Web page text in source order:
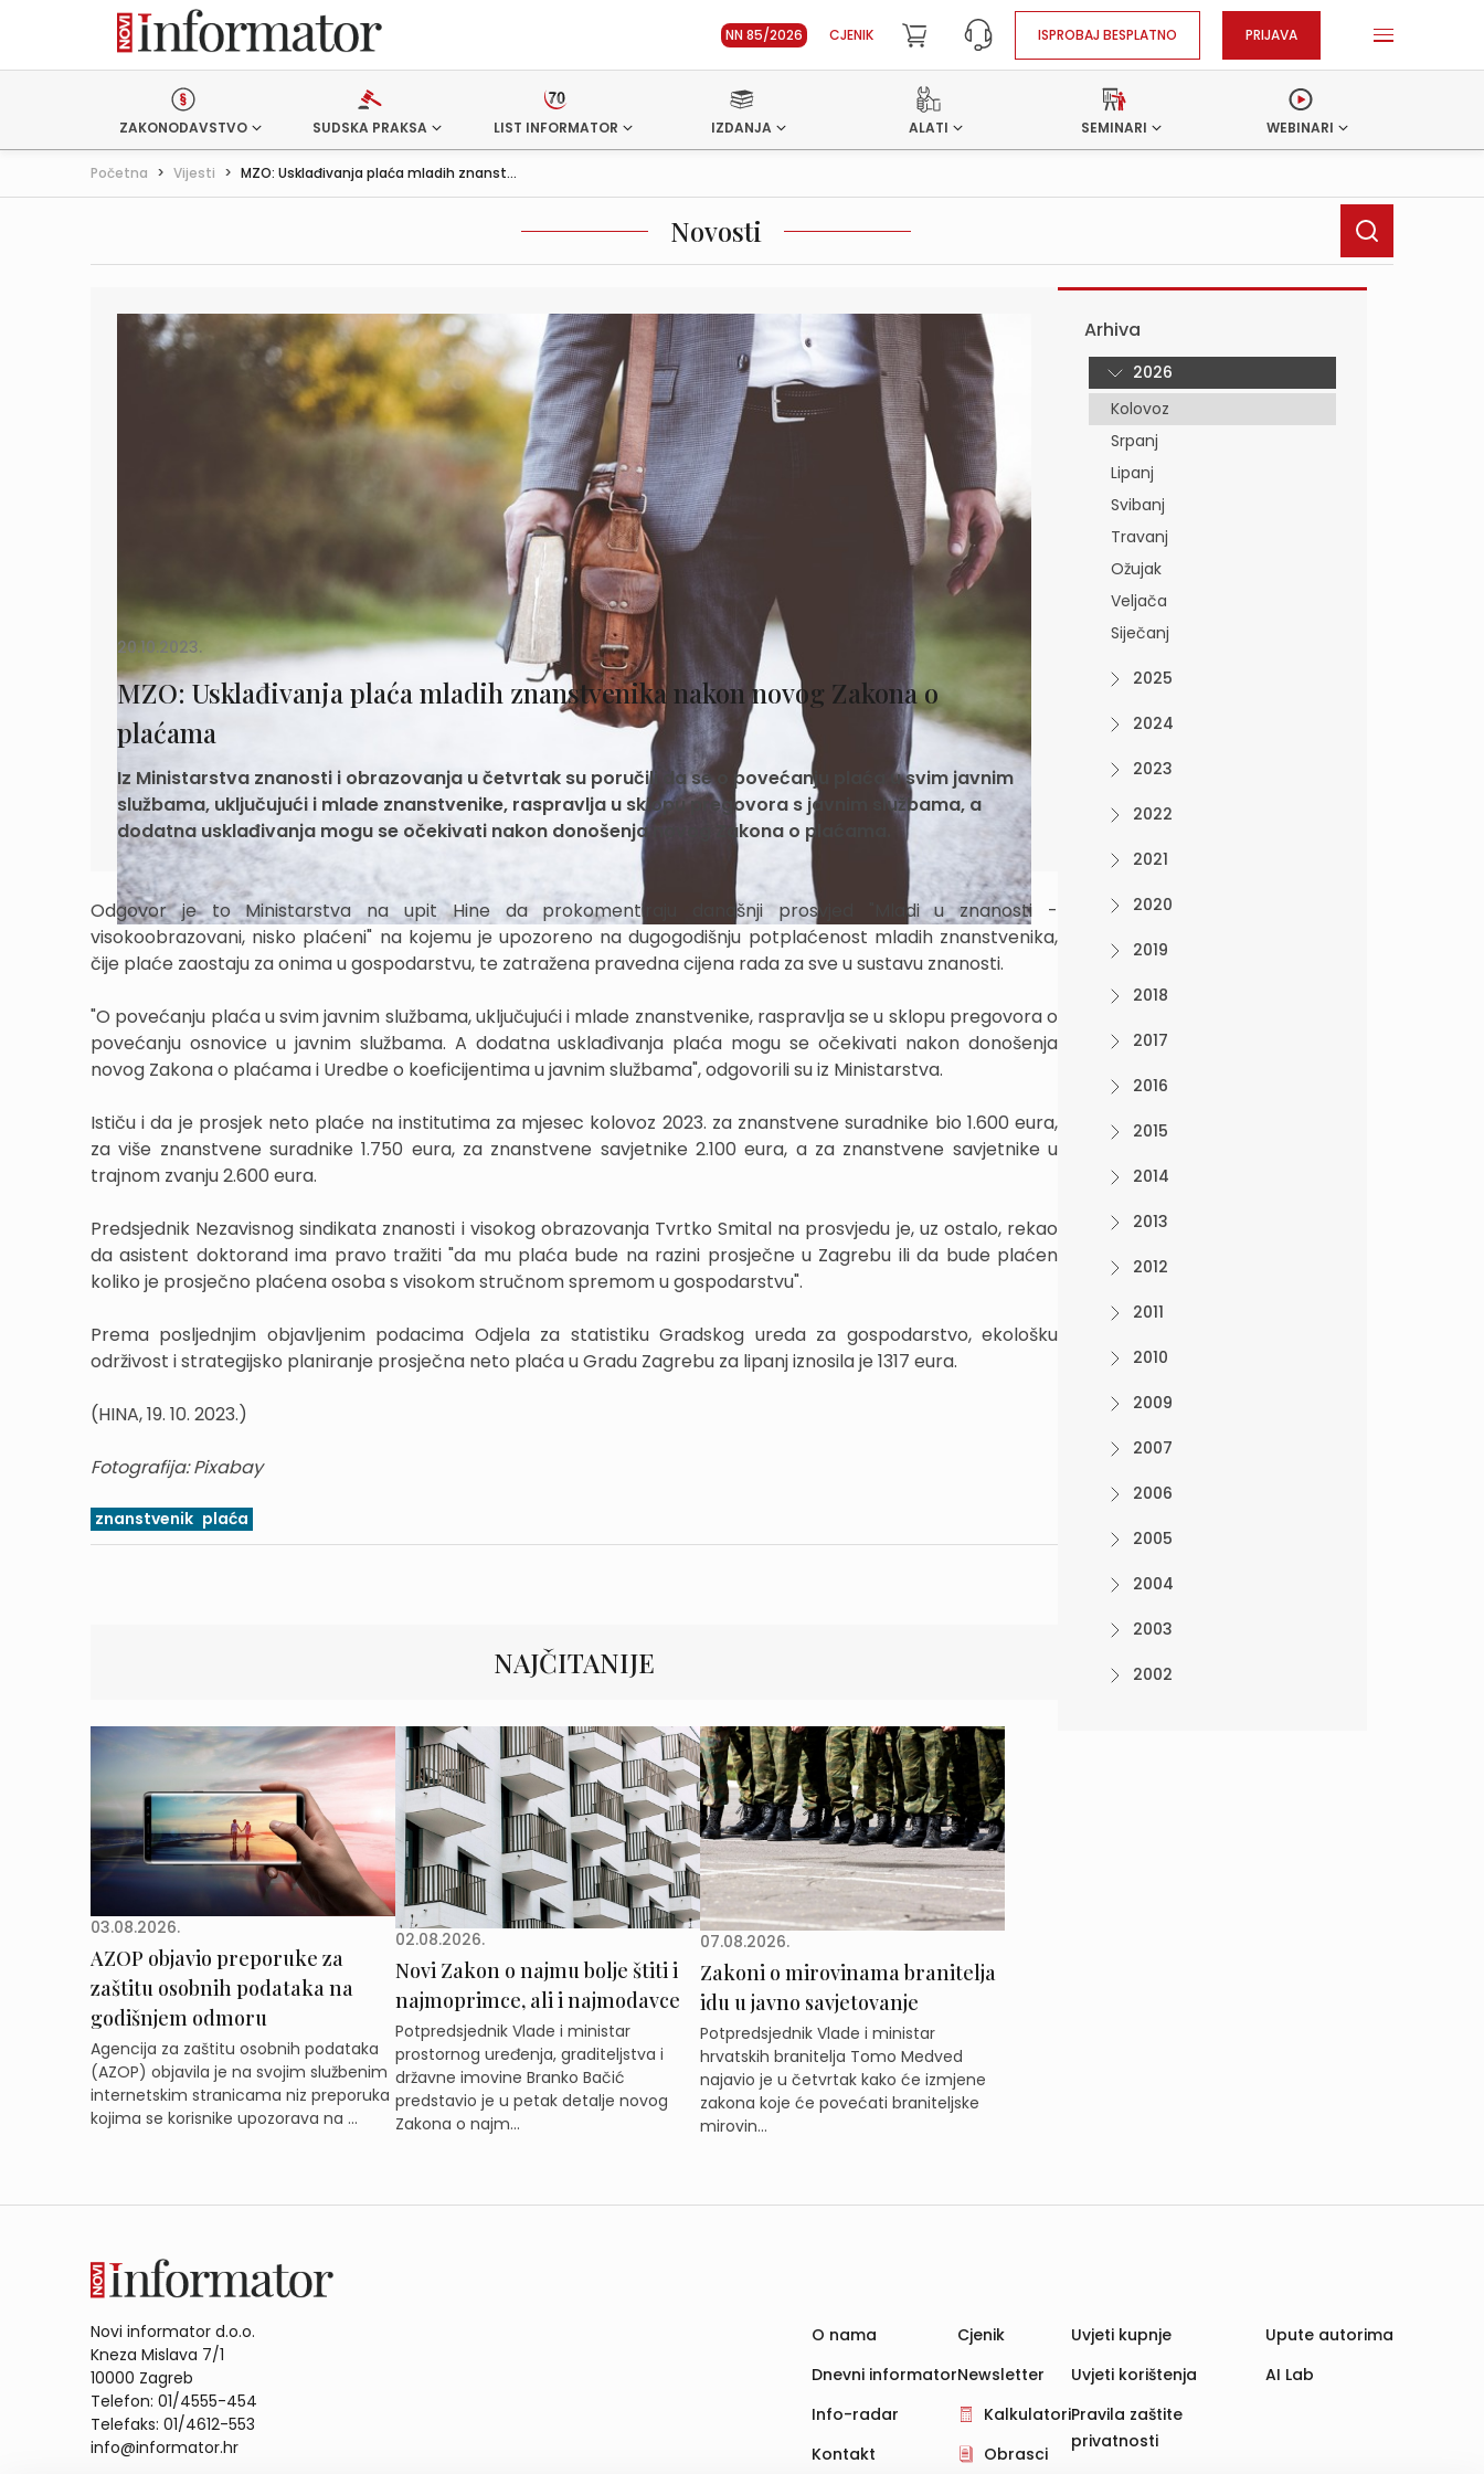
NN 85/2026 CJENIK ISPROBAJ BESPLATNO PRIJAVA
ZAKONODAVSTVO SUDSKA PRAKSA LIST INFORMATOR IZDANJA ALATI SEMINARI WEBINARI
Početna > Vijesti > MZO: Usklađivanja plaća mladih znanst...
Novosti
20.10.2023.
MZO: Usklađivanja plaća mladih znanstvenika nakon novog Zakona o
plaćama
Iz Ministarstva znanosti i obrazovanja u četvrtak su poručili da se o povećanju plaća u svim javnim
službama, uključujući i mlade znanstvenike, raspravlja u sklopu pregovora s javnim službama, a
dodatna usklađivanja mogu se očekivati nakon donošenja novog Zakona o plaćama.
Odgovor je to Ministarstva na upit Hine da prokomentiraju današnji prosvjed "Mladi u znanosti -
visokoobrazovani, nisko plaćeni" na kojemu je upozoreno na dugogodišnju potplaćenost mladih znanstvenika,
čije plaće zaostaju za onima u gospodarstvu, te zatražena pravedna cijena rada za sve u sustavu znanosti.
"O povećanju plaća u svim javnim službama, uključujući i mlade znanstvenike, raspravlja se u sklopu pregovora o
povećanju osnovice u javnim službama. A dodatna usklađivanja plaća mogu se očekivati nakon donošenja
novog Zakona o plaćama i Uredbe o koeficijentima u javnim službama", odgovorili su iz Ministarstva.
Ističu i da je prosjek neto plaće na institutima za mjesec kolovoz 2023. za znanstvene suradnike bio 1.600 eura,
za više znanstvene suradnike 1.750 eura, za znanstvene savjetnike 2.100 eura, a za znanstvene savjetnike u
trajnom zvanju 2.600 eura.
Predsjednik Nezavisnog sindikata znanosti i visokog obrazovanja Tvrtko Smital na prosvjedu je, uz ostalo, rekao
da asistent doktorand ima pravo tražiti "da mu plaća bude na razini prosječne u Zagrebu ili da bude plaćen
koliko je prosječno plaćena osoba s visokom stručnom spremom u gospodarstvu".
Prema posljednjim objavljenim podacima Odjela za statistiku Gradskog ureda za gospodarstvo, ekološku
održivost i strategijsko planiranje prosječna neto plaća u Gradu Zagrebu za lipanj iznosila je 1317 eura.
(HINA, 19. 10. 2023.)
Fotografija: Pixabay
znanstvenik plaća
NAJČITANIJE
03.08.2026.
AZOP objavio preporuke za
zaštitu osobnih podataka na
godišnjem odmoru
Agencija za zaštitu osobnih podataka
(AZOP) objavila je na svojim službenim
internetskim stranicama niz preporuka
kojima se korisnike upozorava na ...
02.08.2026.
Novi Zakon o najmu bolje štiti i
najmoprimce, ali i najmodavce
Potpredsjednik Vlade i ministar
prostornog uređenja, graditeljstva i
državne imovine Branko Bačić
predstavio je u petak detalje novog
Zakona o najm...
07.08.2026.
Zakoni o mirovinama branitelja
idu u javno savjetovanje
Potpredsjednik Vlade i ministar
hrvatskih branitelja Tomo Medved
najavio je u četvrtak kako će izmjene
zakona koje će povećati braniteljske
mirovin...
Arhiva
2026
Kolovoz
Srpanj
Lipanj
Svibanj
Travanj
Ožujak
Veljača
Siječanj
2025
2024
2023
2022
2021
2020
2019
2018
2017
2016
2015
2014
2013
2012
2011
2010
2009
2007
2006
2005
2004
2003
2002
Novi informator d.o.o.
Kneza Mislava 7/1
10000 Zagreb
Telefon: 01/4555-454
Telefaks: 01/4612-553
info@informator.hr
O nama
Dnevni informator
Info-radar
Kontakt
Cjenik
Newsletter
Kalkulatori
Obrasci
Uvjeti kupnje
Uvjeti korištenja
Pravila zaštite
privatnosti
Upute autorima
AI Lab